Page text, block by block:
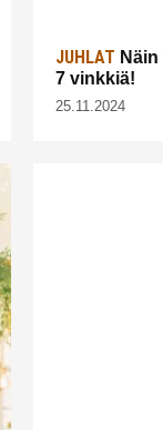
JUHLAT
7 vinkkiä!
25.11.2024